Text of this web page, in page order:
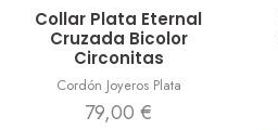
Collar Plata Eternal
Cruzada Bicolor
Circonitas
Cordón Joyeros Plata
79,00€